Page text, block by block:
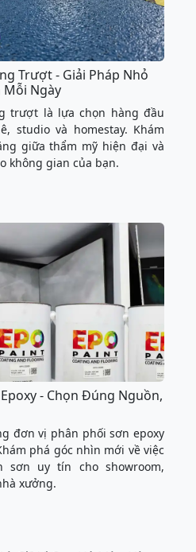
Trượt - Giải Pháp Nhỏ
Mỗi Ngày
trượt là lựa chọn hàng đầu
studio và homestay. Khám
giữa thẩm mỹ hiện đại và
không gian của bạn.
- Chọn Đúng Nguồn,
đơn vị phân phối sơn epoxy
phá góc nhìn mới về việc
sơn uy tín cho showroom,
xưởng.